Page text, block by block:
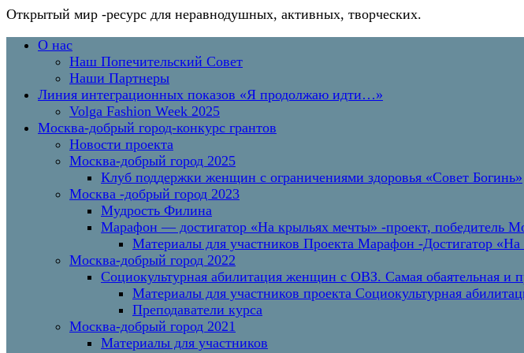
Открытый мир -ресурс для неравнодушных, активных, творческих.
Перейти
содержимому
Основное
О нас
Наш Попечительский Совет
Наши Партнеры
Линия интеграционных показов «Я продолжаю идти…»
Volga Fashion Week 2025
Москва-добрый город-конкурс грантов
Новости проекта
Москва-добрый город 2025
Клуб поддержки женщин с ограничениями здоровья «Совет Богинь»
Москва -добрый город 2023
Мудрость Филина
Марафон — достигатор «На крыльях мечты» -проект, победитель
Материалы для участников Проекта Марафон -Достигатор
Москва-добрый город 2022
Социокультурная абилитация женщин с ОВЗ. Самая обаятельная и
Материалы для участников проекта Социокультурная
Преподаватели курса
Москва-добрый город 2021
Материалы для участников